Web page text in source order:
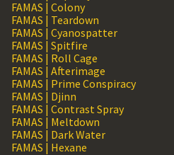
FAMAS | Colony
FAMAS | Teardown
FAMAS | Cyanospatter
FAMAS | Spitfire
FAMAS | Roll Cage
FAMAS | Afterimage
FAMAS | Prime Conspiracy
FAMAS | Djinn
FAMAS | Contrast Spray
FAMAS | Meltdown
FAMAS | Dark Water
FAMAS | Hexane